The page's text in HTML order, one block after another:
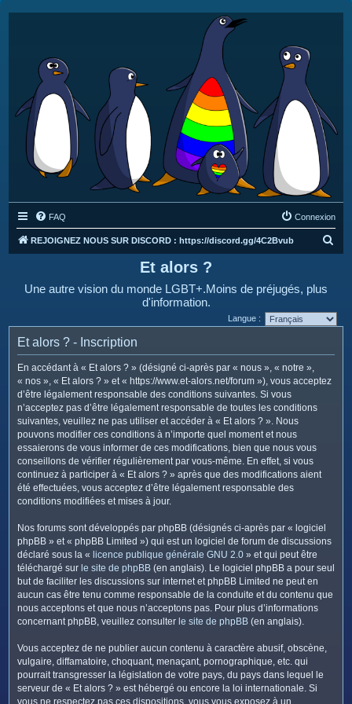
FAQ Connexion
REJOIGNEZ NOUS SUR DISCORD : https://discord.gg/4C2Bvub
e
Et alors ?
Une autre vision du monde LGBT+.Moins de préjugés, plus
d'information.
Langue :
Et alors ? - Inscription
En accédant à « Et alors ? » (désigné ci-après par « nous », « notre »,
« nos », « Et alors ? » et « https://www.et-alors.net/forum »), vous acceptez
d’être légalement responsable des conditions suivantes. Si vous
n’acceptez pas d’être légalement responsable de toutes les conditions
suivantes, veuillez ne pas utiliser et accéder à « Et alors ? ». Nous
pouvons modifier ces conditions à n’importe quel moment et nous
essaierons de vous informer de ces modifications, bien que nous vous
conseillons de vérifier régulièrement par vous-même. En effet, si vous
continuez à participer à « Et alors ? » après que des modifications aient
été effectuées, vous acceptez d’être légalement responsable des
conditions modifiées et mises à jour.
Nos forums sont développés par phpBB (désignés ci-après par « logiciel
phpBB » et « phpBB Limited ») qui est un logiciel de forum de discussions
déclaré sous la « licence publique générale GNU 2.0 » et qui peut être
téléchargé sur le site de phpBB (en anglais). Le logiciel phpBB a pour seul
but de faciliter les discussions sur internet et phpBB Limited ne peut en
aucun cas être tenu comme responsable de la conduite et du contenu que
nous acceptons et que nous n’acceptons pas. Pour plus d’informations
concernant phpBB, veuillez consulter le site de phpBB (en anglais).
Vous acceptez de ne publier aucun contenu à caractère abusif, obscène,
vulgaire, diffamatoire, choquant, menaçant, pornographique, etc. qui
pourrait transgresser la législation de votre pays, du pays dans lequel le
serveur de « Et alors ? » est hébergé ou encore la loi internationale. Si
vous ne respectez pas ces dispositions, vous vous exposez à un